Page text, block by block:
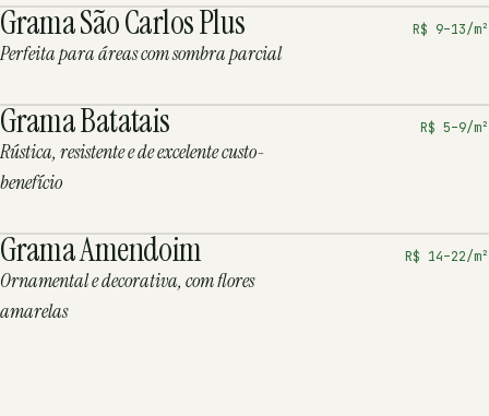
Grama São Carlos Plus R$ 9–13/m²
Perfeita para áreas com sombra parcial
Grama Batatais R$ 5–9/m²
Rústica, resistente e de excelente custo-
benefício
Grama Amendoim R$ 14–22/m²
Ornamental e decorativa, com flores
amarelas